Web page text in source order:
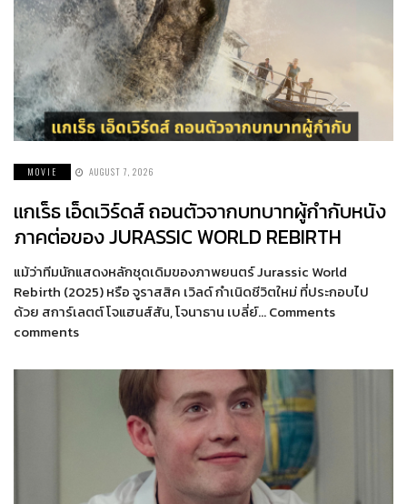
MOVIE AUGUST 7, 2026
แกเร็ธ เอ็ดเวิร์ดส์ ถอนตัวจากบทบาทผู้กำกับหนัง
ภาคต่อของ JURASSIC WORLD REBIRTH
แม้ว่าทีมนักแสดงหลักชุดเดิมของภาพยนตร์ Jurassic World
Rebirth (2025) หรือ จูราสสิค เวิลด์ กำเนิดชีวิตใหม่ ที่ประกอบไป
ด้วย สการ์เลตต์ โจแฮนส์สัน, โจนาธาน เบลี่ย์… Comments
comments